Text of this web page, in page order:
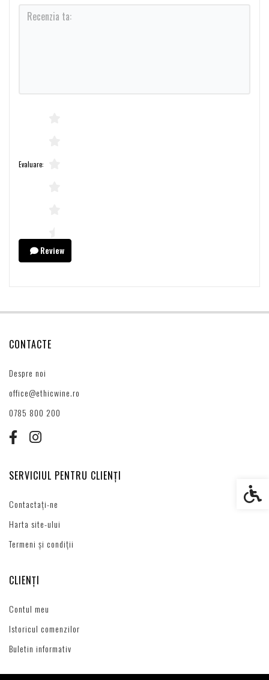
Evaluare:
Review
CONTACTE
Despre noi
office@ethicwine.ro
0785 800 200
SERVICIUL PENTRU CLIENȚI
Contactați-ne
Harta site-ului
Termeni și condiții
CLIENȚI
Contul meu
Istoricul comenzilor
Buletin informativ
Setări